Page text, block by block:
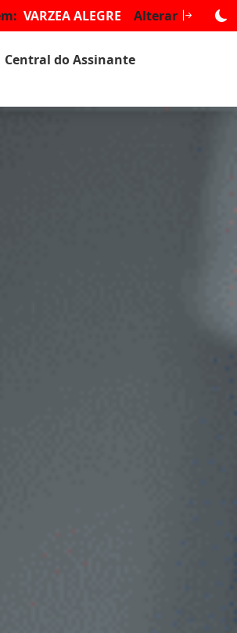
VARZEA ALEGRE Alterar
Central do Assinante